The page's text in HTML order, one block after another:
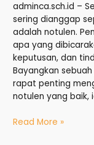
adminca.sch.id –
sering dianggap
adalah notulen.
apa yang
keputusan, dan
Bayangkan
rapat penting
notulen yang baik,
Read More »